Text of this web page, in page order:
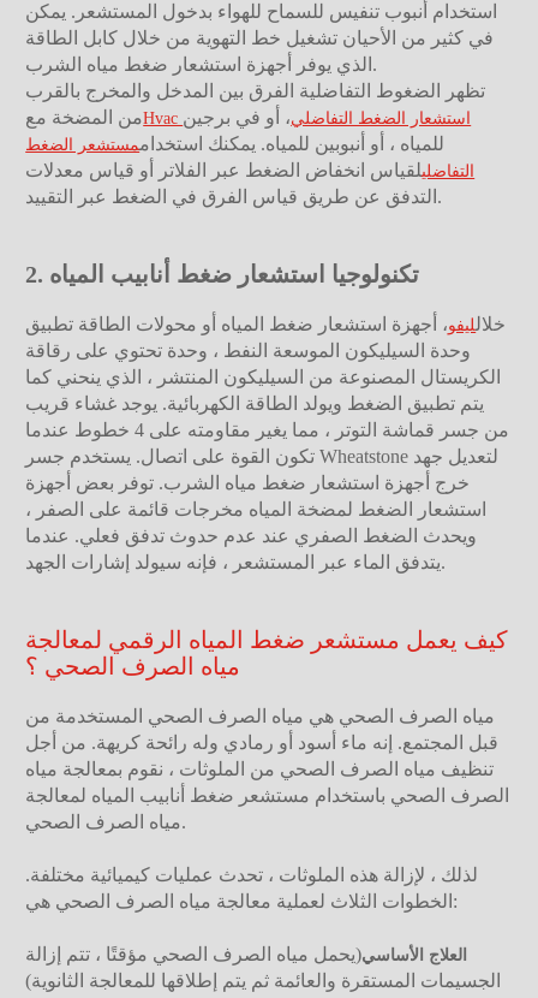
استخدام أنبوب تنفيس للسماح للهواء بدخول المستشعر. يمكن
في كثير من الأحيان تشغيل خط التهوية من خلال كابل الطاقة
الذي يوفر أجهزة استشعار ضغط مياه الشرب.
تظهر الضغوط التفاضلية الفرق بين المدخل والمخرج بالقرب
من المضخة مع
Hvac استشعار الضغط التفاضلي، أو في برجين
للمياه ، أو أنبوبين للمياه. يمكنك استخداممستشعر الضغط
التفاضليلقياس انخفاض الضغط عبر الفلاتر أو قياس معدلات
التدفق عن طريق قياس الفرق في الضغط عبر التقييد.
2. تكنولوجيا استشعار ضغط أنابيب المياه
خلالليفو، أجهزة استشعار ضغط المياه أو محولات الطاقة تطبيق
وحدة السيليكون الموسعة النفط ، وحدة تحتوي على رقاقة
الكريستال المصنوعة من السيليكون المنتشر ، الذي ينحني كما
يتم تطبيق الضغط ويولد الطاقة الكهربائية. يوجد غشاء قريب
من جسر قماشة التوتر ، مما يغير مقاومته على 4 خطوط عندما
تكون القوة على اتصال. يستخدم جسر Wheatstone لتعديل جهد
خرج أجهزة استشعار ضغط مياه الشرب. توفر بعض أجهزة
استشعار الضغط لمضخة المياه مخرجات قائمة على الصفر ،
ويحدث الضغط الصفري عند عدم حدوث تدفق فعلي. عندما
يتدفق الماء عبر المستشعر ، فإنه سيولد إشارات الجهد.
كيف يعمل مستشعر ضغط المياه الرقمي لمعالجة
مياه الصرف الصحي ؟
مياه الصرف الصحي هي مياه الصرف الصحي المستخدمة من
قبل المجتمع. إنه ماء أسود أو رمادي وله رائحة كريهة. من أجل
تنظيف مياه الصرف الصحي من الملوثات ، نقوم بمعالجة مياه
الصرف الصحي باستخدام مستشعر ضغط أنابيب المياه لمعالجة
مياه الصرف الصحي.
لذلك ، لإزالة هذه الملوثات ، تحدث عمليات كيميائية مختلفة.
الخطوات الثلاث لعملية معالجة مياه الصرف الصحي هي:
العلاج الأساسي(يحمل مياه الصرف الصحي مؤقتًا ، تتم إزالة
الجسيمات المستقرة والعائمة ثم يتم إطلاقها للمعالجة الثانوية)